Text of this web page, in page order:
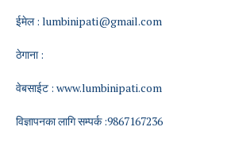
ईमेल : lumbinipati@gmail.com
ठेगाना :
वेबसाईट : www.lumbinipati.com
विज्ञापनका लागि सम्पर्क :9867167236